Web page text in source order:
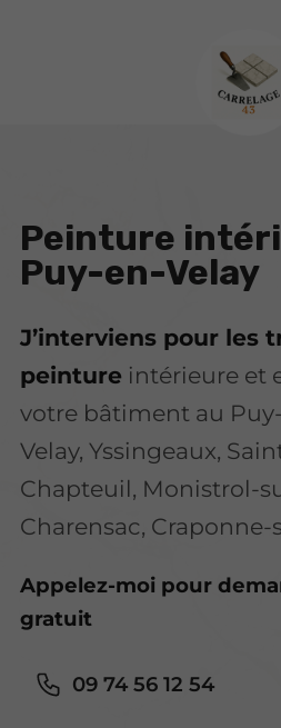
Peinture
Puy-en-Velay
J’interviens pour les
peinture intérieure et
votre bâtiment au
Velay, Yssingeaux,
Chapteuil, Monistrol-
Charensac, Craponne-
Appelez-moi pour
gratuit
09 74 56 12 54